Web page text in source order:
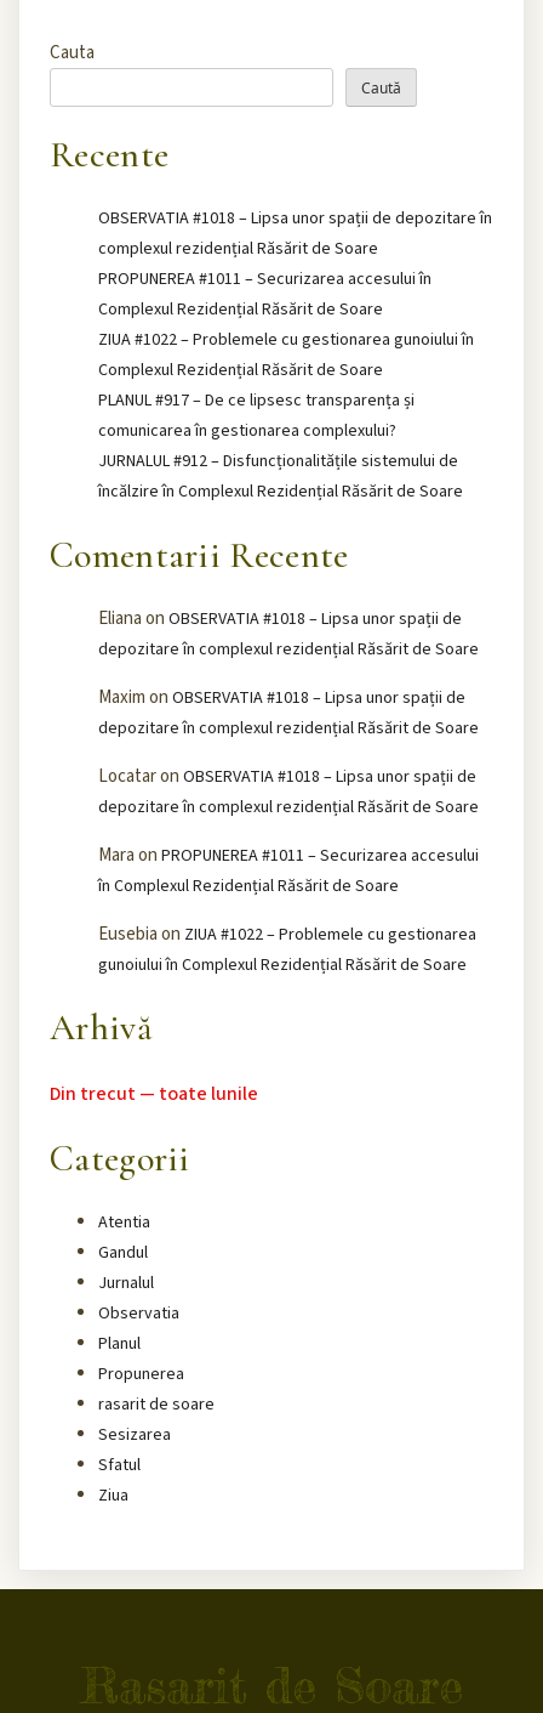
Cauta
Caută
Recente
OBSERVATIA #1018 – Lipsa unor spații de depozitare în
complexul rezidențial Răsărit de Soare
PROPUNEREA #1011 – Securizarea accesului în
Complexul Rezidențial Răsărit de Soare
ZIUA #1022 – Problemele cu gestionarea gunoiului în
Complexul Rezidențial Răsărit de Soare
PLANUL #917 – De ce lipsesc transparența și
comunicarea în gestionarea complexului?
JURNALUL #912 – Disfuncționalitățile sistemului de
încălzire în Complexul Rezidențial Răsărit de Soare
Comentarii Recente
Elianaon OBSERVATIA #1018 – Lipsa unor spații de
depozitare în complexul rezidențial Răsărit de Soare
Maximon OBSERVATIA #1018 – Lipsa unor spații de
depozitare în complexul rezidențial Răsărit de Soare
Locataron OBSERVATIA #1018 – Lipsa unor spații de
depozitare în complexul rezidențial Răsărit de Soare
Maraon PROPUNEREA #1011 – Securizarea accesului
în Complexul Rezidențial Răsărit de Soare
Eusebiaon ZIUA #1022 – Problemele cu gestionarea
gunoiului în Complexul Rezidențial Răsărit de Soare
Arhivă
Din trecut — toate lunile
Categorii
Atentia
Gandul
Jurnalul
Observatia
Planul
Propunerea
rasarit de soare
Sesizarea
Sfatul
Ziua
Rasarit de Soare